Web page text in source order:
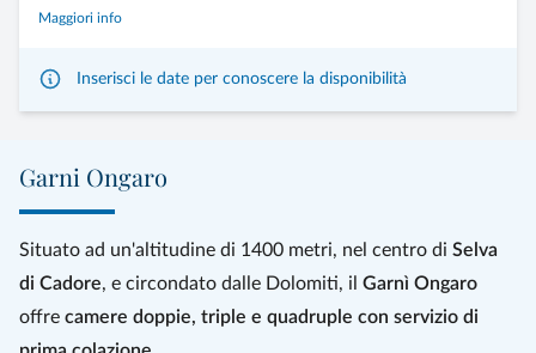
Maggiori info
Inserisci le date per conoscere la disponibilità
Garni Ongaro
Situato ad un'altitudine di 1400 metri, nel centro di Selva
di Cadore, e circondato dalle Dolomiti, il Garnì Ongaro
offre camere doppie, triple e quadruple con servizio di